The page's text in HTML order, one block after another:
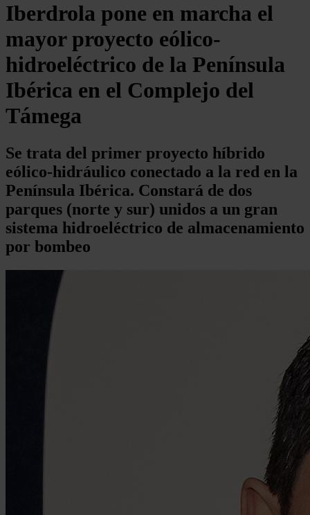
Iberdrola pone en marcha el
mayor proyecto eólico-
hidroeléctrico de la Península
Ibérica en el Complejo del
Támega
Se trata del primer proyecto híbrido
eólico-hidráulico conectado a la red en la
Península Ibérica. Constará de dos
parques (norte y sur) unidos a un gran
sistema hidroeléctrico de almacenamiento
por bombeo